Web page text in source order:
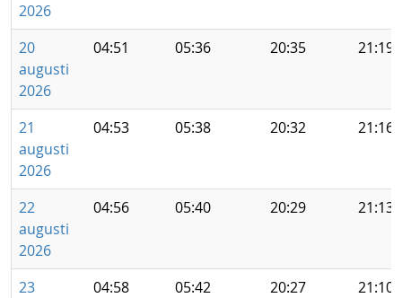
2026
20
augusti
2026
04:51 05:36 20:35 21:19
21
augusti
2026
04:53 05:38 20:32 21:16
22
augusti
2026
04:56 05:40 20:29 21:13
23
04:58 05:42 20:27 21:10